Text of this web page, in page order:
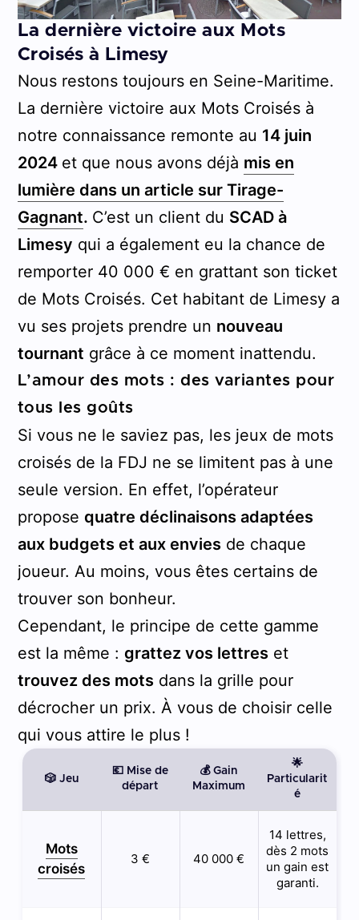
La dernière victoire aux Mots
Croisés à Limesy
Nous restons toujours en Seine-Maritime.
La dernière victoire aux Mots Croisés à
notre connaissance remonte au 14 juin
2024 et que nous avons déjà mis en
lumière dans un article sur Tirage-
Gagnant. C’est un client du SCAD à
Limesy qui a également eu la chance de
remporter 40 000 € en grattant son ticket
de Mots Croisés. Cet habitant de Limesy a
vu ses projets prendre un nouveau
tournant grâce à ce moment inattendu.
L’amour des mots : des variantes pour
tous les goûts
Si vous ne le saviez pas, les jeux de mots
croisés de la FDJ ne se limitent pas à une
seule version. En effet, l’opérateur
propose quatre déclinaisons adaptées
aux budgets et aux enviesde chaque
joueur. Au moins, vous êtes certains de
trouver son bonheur.
Cependant, le principe de cette gamme
est la même : grattez vos lettreset
trouvez des motsdans la grille pour
décrocher un prix. À vous de choisir celle
qui vous attire le plus !
🎲 Jeu
💶 Mise de
départ
💰 Gain
Maximum
🌟
Particularit
é
Mots
croisés
3 € 40 000 €
14 lettres,
dès 2 mots
un gain est
garanti.